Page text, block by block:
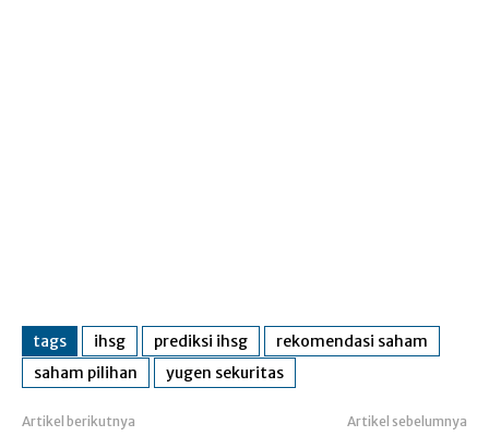
tags ihsg prediksi ihsg
rekomendasi saham
saham pilihan
yugen sekuritas
Artikel berikutnya
Artikel sebelumnya